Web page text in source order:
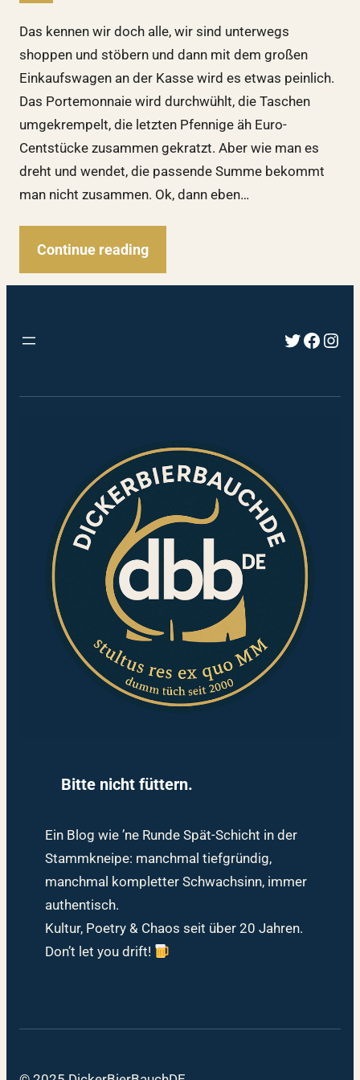
Das kennen wir doch alle, wir sind unterwegs
shoppen und stöbern und dann mit dem großen
Einkaufswagen an der Kasse wird es etwas peinlich.
Das Portemonnaie wird durchwühlt, die Taschen
umgekrempelt, die letzten Pfennige äh Euro-
Centstücke zusammen gekratzt. Aber wie man es
dreht und wendet, die passende Summe bekommt
man nicht zusammen. Ok, dann eben…
Continue reading
Twitter
Bitte nicht füttern.
Ein Blog wie ’ne Runde Spät-Schicht in der
Stammkneipe: manchmal tiefgründig,
manchmal kompletter Schwachsinn, immer
authentisch.
Kultur, Poetry & Chaos seit über 20 Jahren.
Don’t let you drift!